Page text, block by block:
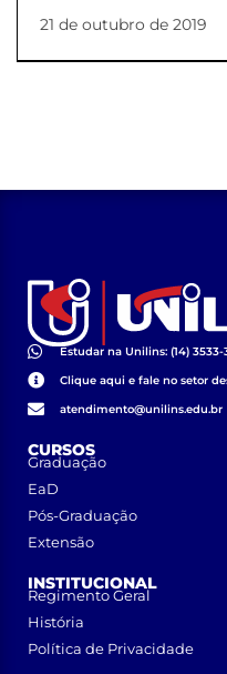
Vestibular 2020 -
prova 19/10/19
21 de outubro de 2019
Estudar na Unilins: (14) 3533-
Clique aqui e fale no setor
atendimento@unilins.edu.br
CURSOS
Graduação
EaD
Pós-Graduação
Extensão
INSTITUCIONAL
Regimento Geral
História
Política de Privacidade